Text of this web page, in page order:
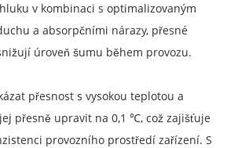
v kombinaci s optimalizovaným
a absorpčními nárazy, přesné
úroveň šumu během provozu.
přesnost s vysokou teplotou a
přesně upravit na 0,1 ℃, což zajišťuje
provozního prostředí zařízení. S